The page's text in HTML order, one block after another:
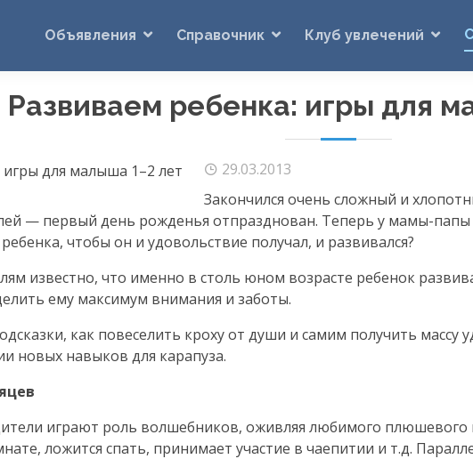
Объявления Справочник Клуб увлечений
Развиваем ребенка: игры для
29.03.2013
Закончился очень сложный и
— первый день рожденья отпразднован. Теперь у мамы-папы
чтобы он и удовольствие получал, и развивался?
известно, что именно в столь юном возрасте ребенок
ему максимум внимания и заботы.
как повеселить кроху от души и самим получить массу
новых навыков для карапуза.
играют роль волшебников, оживляя любимого плюшевого
ложится спать, принимает участие в чаепитии и т.д.